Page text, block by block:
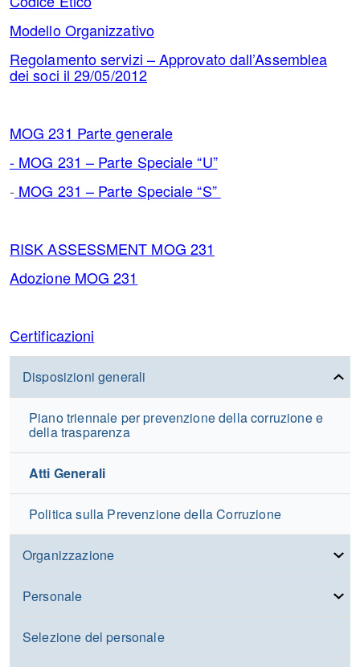
Modello Organizzativo
Regolamento servizi – Approvato dall’Assemblea
dei soci il 29/05/2012
MOG 231 Parte generale
- MOG 231 – Parte Speciale “U”
- MOG 231 – Parte Speciale “S”
RISK ASSESSMENT MOG 231
Adozione MOG 231
Certificazioni
Disposizioni generali
Piano triennale per prevenzione della corruzione e
della trasparenza
Atti Generali
Politica sulla Prevenzione della Corruzione
Organizzazione
Personale
Selezione del personale